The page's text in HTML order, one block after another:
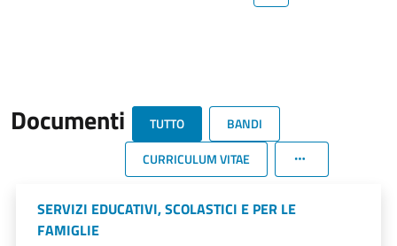
Documenti TUTTO
BANDI
CURRICULUM VITAE
SERVIZI EDUCATIVI, SCOLASTICI E PER LE
FAMIGLIE